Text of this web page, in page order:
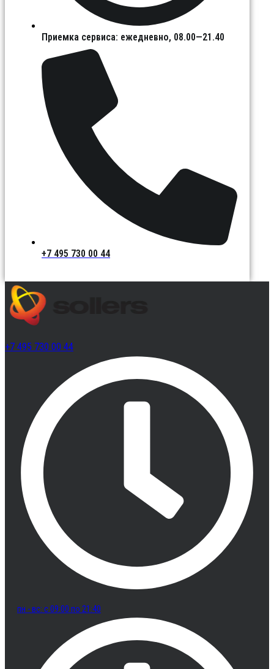
Приемка сервиса: ежедневно, 08.00—21.40
+7 495 730 00 44
+7 495 730 00 44
пн - вс: с 09:00 по 21:40